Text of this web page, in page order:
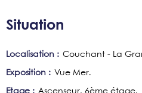
Situation
Localisation : Couchant - La
Exposition : Vue Mer
Etage : Ascenseur 6ème étage